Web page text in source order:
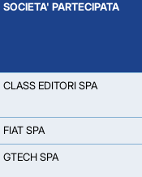
SOCIETA' PARTECIPATA
CLASS EDITORI SPA
FIAT SPA
GTECH SPA